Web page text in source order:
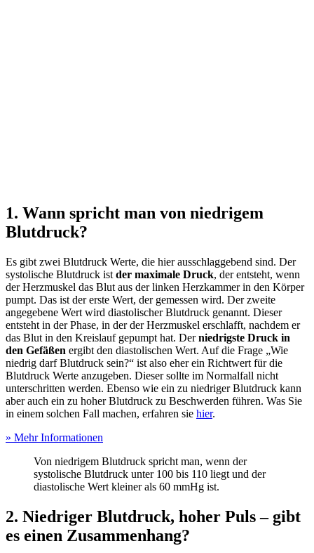
1. Wann spricht man von niedrigem
Blutdruck?
Es gibt zwei Blutdruck Werte, die hier ausschlaggebend sind. Der
systolische Blutdruck ist der maximale Druck, der entsteht, wenn
der Herzmuskel das Blut aus der linken Herzkammer in den Körper
pumpt. Das ist der erste Wert, der gemessen wird. Der zweite
angegebene Wert wird diastolischer Blutdruck genannt. Dieser
entsteht in der Phase, in der der Herzmuskel erschlafft, nachdem er
das Blut in den Kreislauf gepumpt hat. Derniedrigste Druck in
den Gefäßen ergibt den diastolischen Wert. Auf die Frage „Wie
niedrig darf Blutdruck sein?“ ist also eher ein Richtwert für die
Blutdruck Werte anzugeben. Dieser sollte im Normalfall nicht
unterschritten werden. Ebenso wie ein zu niedriger Blutdruck kann
aber auch ein zu hoher Blutdruck zu Beschwerden führen. Was Sie
in einem solchen Fall machen, erfahren sie hier.
» Mehr Informationen
Von niedrigem Blutdruck spricht man, wenn der
systolische Blutdruck unter 100 bis 110 liegt und der
diastolische Wert kleiner als 60 mmHg ist.
2. Niedriger Blutdruck, hoher Puls – gibt
es einen Zusammenhang?